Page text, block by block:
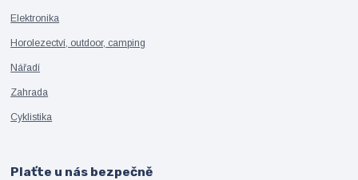
Elektronika
Horolezectví, outdoor, camping
Nářadí
Zahrada
Cyklistika
Plaťte u nás bezpečně